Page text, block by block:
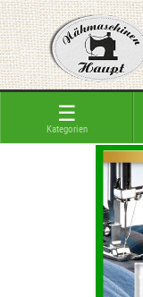
☰
Kategorien